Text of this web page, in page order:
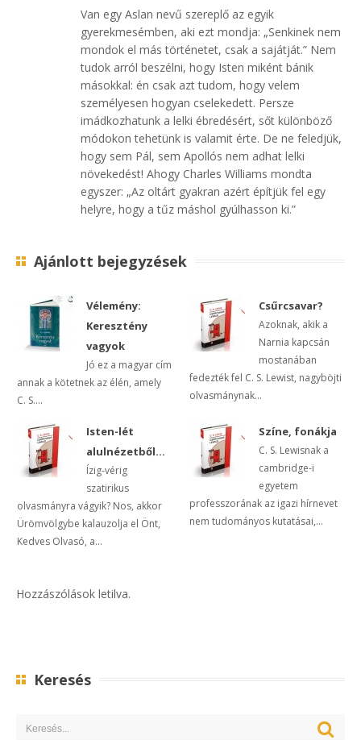
Van egy Aslan nevű szereplő az egyik
gyerekmesémben, aki ezt mondja: „Senkinek nem
mondok el más történetet, csak a sajátját.” Nem
tudok arról beszélni, hogy Isten miként bánik
másokkal: én csak azt tudom, hogy velem
személyesen hogyan cselekedett. Persze
imádkozhatunk a lelki ébredésért, sőt különböző
módokon tehetünk is valamit érte. De ne feledjük,
hogy sem Pál, sem Apollós nem adhat lelki
növekedést! Ahogy Charles Williams mondta
egyszer: „Az oltárt gyakran azért építjük fel egy
helyre, hogy a tűz máshol gyúlhasson ki.”
Ajánlott bejegyzések
Vélemény:
Keresztény
vagyok
Jó ez a magyar cím
annak a kötetnek az élén, amely
C. S....
Csűrcsavar?
Azoknak, akik a
Narnia kapcsán
mostanában
fedezték fel C. S. Lewist, nagyböjti
olvasmánynak...
Isten-lét
alulnézetből…
Ízig-vérig
szatirikus
olvasmányra vágyik? Nos, akkor
Ürömvölgybe kalauzolja el Önt,
Kedves Olvasó, a...
Színe, fonákja
C. S. Lewisnak a
cambridge-i
egyetem
professzorának az igazi hírnevet
nem tudományos kutatásai,...
Hozzászólások letilva.
Keresés